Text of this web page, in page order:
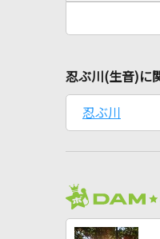
忍ぶ川(生音)に
忍ぶ川